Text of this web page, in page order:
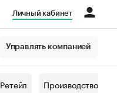
Личный кабинет
Управлять компанией
Ретейл Производство